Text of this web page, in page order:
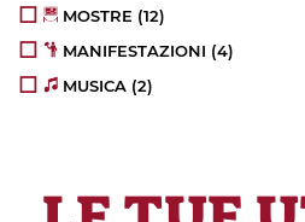
MOSTRE (12)
MANIFESTAZIONI (4)
MUSICA (2)